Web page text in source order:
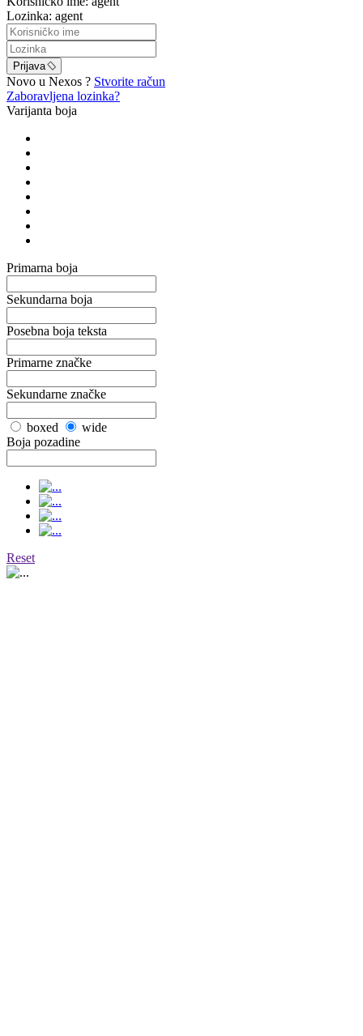
Lozinka: agent
Prijava
Novo u Nexos ? Stvorite račun
Zaboravljena lozinka?
Varijanta boja
Primarna boja
Sekundarna boja
Posebna boja teksta
Primarne značke
Sekundarne značke
boxed
wide
Boja pozadine
Reset